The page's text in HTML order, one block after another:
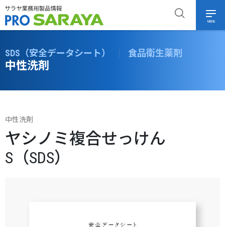
MENU
SDS（安全データシート） | 食品衛生薬剤
中性洗剤
中性洗剤
ヤシノミ複合せっけん
S（SDS）